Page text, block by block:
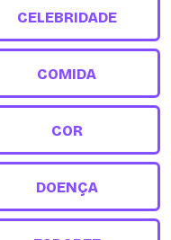
CELEBRIDADE
COMIDA
COR
DOENÇA